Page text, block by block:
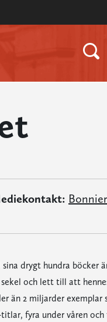
drygt hundra böcker
och lett till att
än 2 miljarder
fyra under våren och